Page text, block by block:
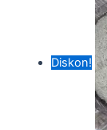
Diskon!